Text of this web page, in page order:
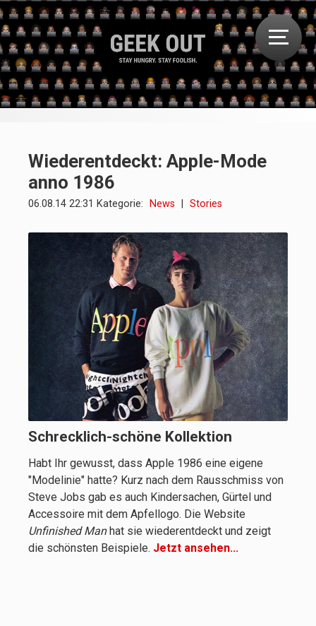
Wiederentdeckt: Apple-Mode
anno 1986
06.08.14 22:31 Kategorie: News Stories
Schrecklich-schöne Kollektion
Habt Ihr gewusst, dass Apple 1986 eine eigene
"Modelinie" hatte? Kurz nach dem Rausschmiss von
Steve Jobs gab es auch Kindersachen, Gürtel und
Accessoire mit dem Apfellogo. Die Website
Unfinished Manhat sie wiederentdeckt und zeigt
die schönsten Beispiele. Jetzt ansehen...